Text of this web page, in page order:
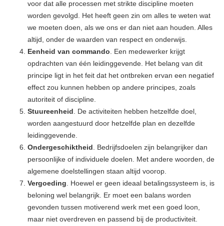
voor dat alle processen met strikte discipline moeten
worden gevolgd. Het heeft geen zin om alles te weten wat
we moeten doen, als we ons er dan niet aan houden. Alles
altijd, onder de waarden van respect en onderwijs.
Eenheid van commando . Een medewerker krijgt
opdrachten van één leidinggevende. Het belang van dit
principe ligt in het feit dat het ontbreken ervan een negatief
effect zou kunnen hebben op andere principes, zoals
autoriteit of discipline.
Stuureenheid . De activiteiten hebben hetzelfde doel,
worden aangestuurd door hetzelfde plan en dezelfde
leidinggevende.
Ondergeschiktheid . Bedrijfsdoelen zijn belangrijker dan
persoonlijke of individuele doelen. Met andere woorden, de
algemene doelstellingen staan ​​altijd voorop.
Vergoeding . Hoewel er geen ideaal betalingssysteem is, is
beloning wel belangrijk. Er moet een balans worden
gevonden tussen motiverend werk met een goed loon,
maar niet overdreven en passend bij de productiviteit.